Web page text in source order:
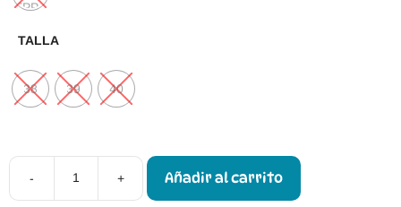
TALLA
38 39 40
-
Zapatillas
Barefoot
+ Añadir al carrito